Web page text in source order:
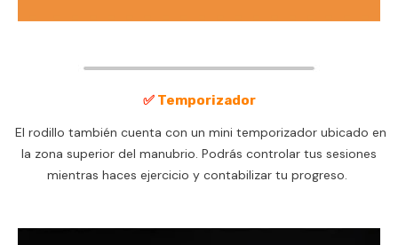
✅Temporizador
El rodillo también cuenta con un mini temporizador ubicado en
la zona superior del manubrio. Podrás controlar tus sesiones
mientras haces ejercicio y contabilizar tu progreso.